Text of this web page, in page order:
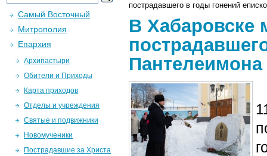
пострадавшего в годы гонений
В Хабаровске
Самый Восточный
Митрополия
Епархия
Архипастыри
Обители и Приходы
Карта приходов
Отделы и учреждения
Святые и подвижники
Новомученики
Пострадавшие за Христа